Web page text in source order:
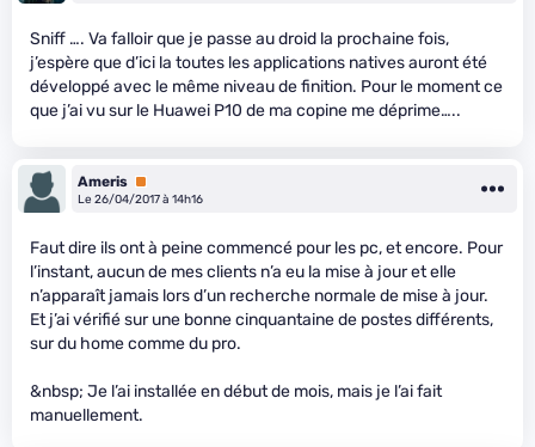
Sniff …. Va falloir que je passe au droid la prochaine fois,
j’espère que d’ici la toutes les applications natives auront été
développé avec le même niveau de finition. Pour le moment ce
que j’ai vu sur le Huawei P10 de ma copine me déprime…..
Ameris Premium
Le 26/04/2017 à 14h16
Faut dire ils ont à peine commencé pour les pc, et encore. Pour
l’instant, aucun de mes clients n’a eu la mise à jour et elle
n’apparaît jamais lors d’un recherche normale de mise à jour.
Et j’ai vérifié sur une bonne cinquantaine de postes différents,
sur du home comme du pro.
&nbsp; Je l’ai installée en début de mois, mais je l’ai fait
manuellement.